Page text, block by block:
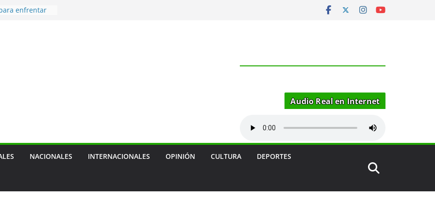
enfrentar
por
localidad
medallas
Domingo
amenaza
australiano
Audio Real en Internet
NACIONALES INTERNACIONALES OPINIÓN CULTURA DEPORTES